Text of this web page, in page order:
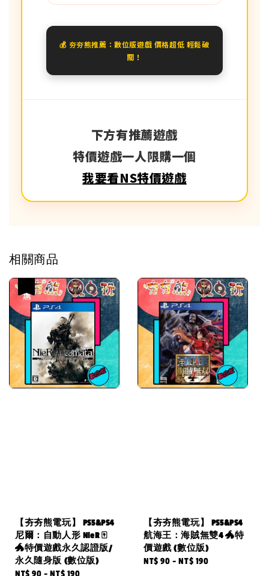
💰 夯夯熊推薦：數位版遊戲 價格超低 輕鬆破
關！
下方有推薦遊戲
特價遊戲一人限購一個
我要看NS特價遊戲
相關商品
【夯夯熊電玩】 PS5&PS4
尼爾：自動人形 NieR 🀄
🐲特價遊戲永久認證版/
永久隨身版 (數位版)
Sale
NT$ 90 -NT$ 190
【夯夯熊電玩】 PS5&PS4
航海王：海賊無雙4 🐲特
價遊戲 (數位版)
Regular
NT$ 90 -NT$ 190